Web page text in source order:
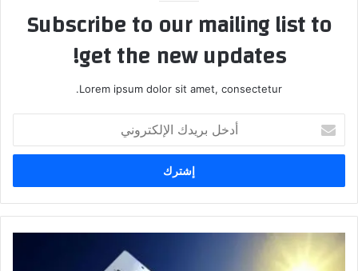
Subscribe to our mailing list to
get the new updates!
Lorem ipsum dolor sit amet, consectetur.
بريدك
الإلكتروني
هوائية